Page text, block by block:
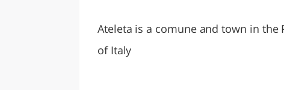
Ateleta is a comune and town in the
of Italy